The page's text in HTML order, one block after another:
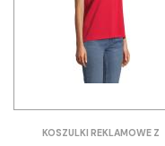
KOSZULKI REKLAMOWE Z